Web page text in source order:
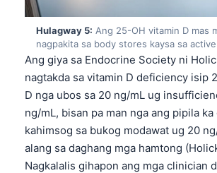
Hulagway 5: Ang 25-OH vitamin D mas
nagpakita sa body stores kaysa sa
Ang giya sa Endocrine Society ni
nagtakda sa vitamin D deficiency isip
D nga ubos sa 20 ng/mL ug
ng/mL, bisan pa man nga ang pipila
kahimsog sa bukog modawat ug 20
alang sa daghang mga hamtong
Nagkalalis gihapon ang mga clinician
অসমীয়া
Galego
Latviešu valoda
Македонски јазик
Euskara
Gàidhlig
Occitan